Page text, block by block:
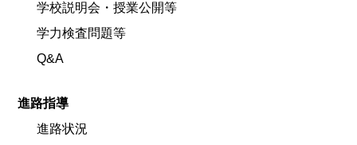
学校説明会・授業公開等
学力検査問題等
Q&A
進路指導
進路状況